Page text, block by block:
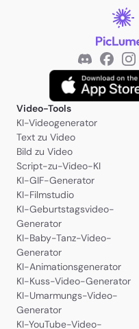
Video-Tools
KI-Videogenerator
Text zu Video
Bild zu Video
Script-zu-Video-KI
KI-GIF-Generator
KI-Filmstudio
KI-Geburtstagsvideo-
Generator
KI-Baby-Tanz-Video-
Generator
KI-Animationsgenerator
KI-Kuss-Video-Generator
KI-Umarmungs-Video-
Generator
KI-YouTube-Video-